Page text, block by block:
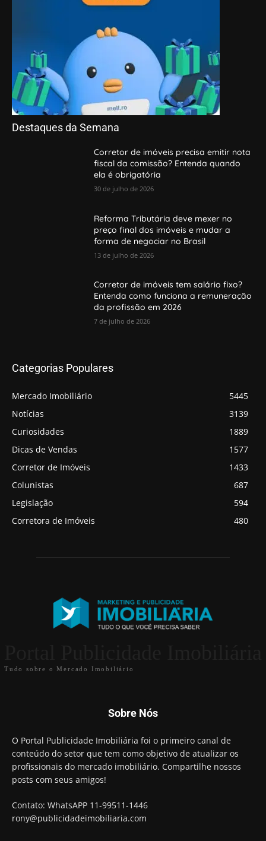
Destaques da Semana
Corretor de imóveis precisa emitir nota
fiscal da comissão? Entenda quando
ela é obrigatória
30 de julho de 2026
Reforma Tributária deve mexer no
preço final dos imóveis e mudar a
forma de negociar no Brasil
13 de julho de 2026
Corretor de imóveis tem salário fixo?
Entenda como funciona a remuneração
da profissão em 2026
7 de julho de 2026
Categorias Populares
Mercado Imobiliário
5445
Notícias
3139
Curiosidades
1889
Dicas de Vendas
1577
Corretor de Imóveis
1433
Colunistas
687
Legislação
594
Corretora de Imóveis
480
Tudo sobre o Mercado Imobiliário
Sobre Nós
O Portal Publicidade Imobiliária foi o primeiro canal de
conteúdo do setor que tem como objetivo de atualizar os
profissionais do mercado imobiliário. Compartilhe nossos
posts com seus amigos!
Contato: WhatsAPP 11-99511-1446
rony@publicidadeimobiliaria.com